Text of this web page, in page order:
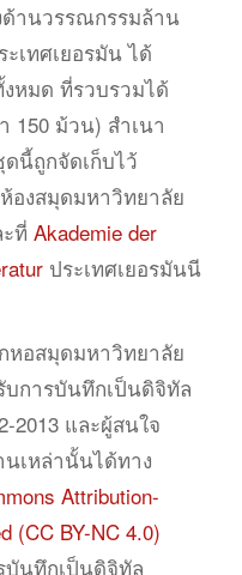
ด้านวรรณกรรมล้าน
เทศเยอรมัน ได้
หมด ที่รวบรวมได้
150 ม้วน) สำเนา
นี้ถูกจัดเก็บไว้
องสมุดมหาวิทยาลัย
ที่ Akademie der
ประเทศเยอรมันนี
อสมุดมหาวิทยาลัย
การบันทึกเป็นดิจิทัล
2013 และผู้สนใจ
เหล่านั้นได้ทาง
Attribution-
(CC BY-NC 4.0)
นทึกเป็นดิจิทัล